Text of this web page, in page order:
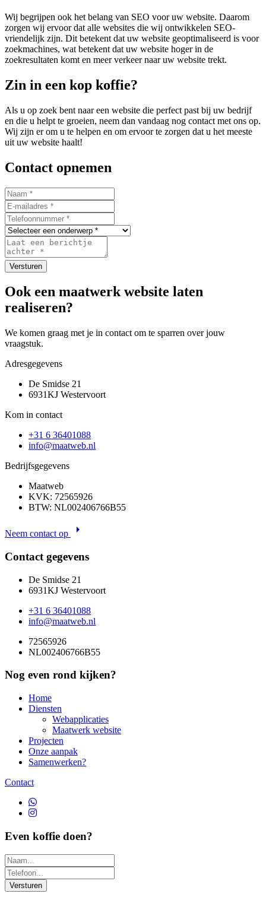
Wij begrijpen ook het belang van SEO voor uw website. Daarom
zorgen wij ervoor dat alle websites die wij ontwikkelen SEO-
vriendelijk zijn. Dit betekent dat uw website geoptimaliseerd is voor
zoekmachines, wat betekent dat uw website hoger in de
zoekresultaten komt en meer verkeer naar uw website trekt.
Zin in een kop koffie?
Als u op zoek bent naar een website die perfect past bij uw bedrijf
en die u helpt te groeien, neem dan vandaag nog contact met ons op.
Wij zijn er om u te helpen en om ervoor te zorgen dat u het meeste
uit uw website haalt!
Contact opnemen
Versturen
Ook een maatwerk website laten
realiseren?
We komen graag met je in contact om te sparren over jouw
vraagstuk.
Adresgegevens
De Smidse 21
6931KJ Westervoort
Kom in contact
+31 6 36401088
info@maatweb.nl
Bedrijfsgegevens
Maatweb
KVK: 72565926
BTW: NL002406766B55
Neem contact op arrow_right
Contact gegevens
De Smidse 21
6931KJ Westervoort
+31 6 36401088
info@maatweb.nl
72565926
NL002406766B55
Nog even rond kijken?
Home
Diensten
Webapplicaties
Maatwerk website
Projecten
Onze aanpak
Samenwerken?
Contact
Even koffie doen?
Versturen